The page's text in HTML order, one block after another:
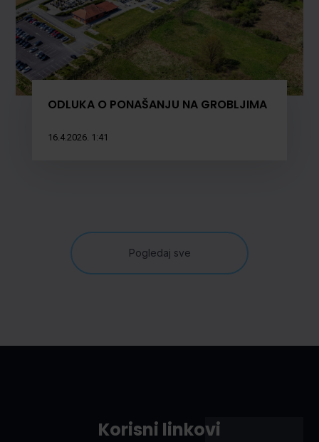
ODLUKA O PONAŠANJU NA GROBLJIMA
16.4.2026. 1:41
Pogledaj sve
Korisni linkovi